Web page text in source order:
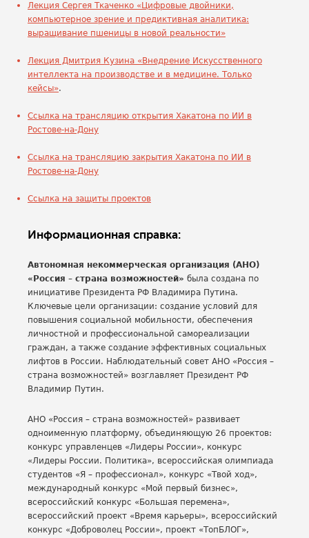
Лекция Сергея Ткаченко «Цифровые двойники,
компьютерное зрение и предиктивная аналитика:
выращивание пшеницы в новой реальности»
Лекция Дмитрия Кузина «Внедрение Искусственного
интеллекта на производстве и в медицине. Только
кейсы».
Ссылка на трансляцию открытия Хакатона по ИИ в
Ростове-на-Дону
Ссылка на трансляцию закрытия Хакатона по ИИ в
Ростове-на-Дону
Ссылка на защиты проектов
Информационная справка:
Автономная некоммерческая организация (АНО)
«Россия – страна возможностей» была создана по
инициативе Президента РФ Владимира Путина.
Ключевые цели организации: создание условий для
повышения социальной мобильности, обеспечения
личностной и профессиональной самореализации
граждан, а также создание эффективных социальных
лифтов в России. Наблюдательный совет АНО «Россия –
страна возможностей» возглавляет Президент РФ
Владимир Путин.
АНО «Россия – страна возможностей» развивает
одноименную платформу, объединяющую 26 проектов:
конкурс управленцев «Лидеры России», конкурс
«Лидеры России. Политика», всероссийская олимпиада
студентов «Я – профессионал», конкурс «Твой ход»,
международный конкурс «Мой первый бизнес»,
всероссийский конкурс «Большая перемена»,
всероссийский проект «Время карьеры», всероссийский
конкурс «Доброволец России», проект «ТопБЛОГ»,